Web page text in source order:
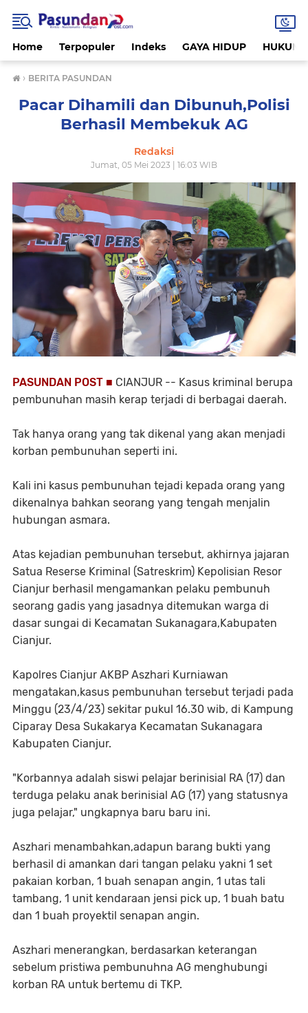
Home Terpopuler Indeks GAYA HIDUP HUKUM
› BERITA PASUNDAN
Pacar Dihamili dan Dibunuh,Polisi
Berhasil Membekuk AG
Redaksi
Jumat, 05 Mei 2023 | 16:03 WIB
PASUNDAN POST ■ CIANJUR -- Kasus kriminal berupa
pembunuhan masih kerap terjadi di berbagai daerah.
Tak hanya orang yang tak dikenal yang akan menjadi
korban pembunuhan seperti ini.
Kali ini kasus pembunuhan tejadi kepada orang yang
dikenalnya bahkan seorang yang tengah menjalin
hubungan asmara.
Atas kejadian pembunuhan tersebut, akhirnya jajaran
Satua Reserse Kriminal (Satreskrim) Kepolisian Resor
Cianjur berhasil mengamankan pelaku pembunuh
seorang gadis yang jasadnya ditemukan warga di
dasar sungai di Kecamatan Sukanagara,Kabupaten
Cianjur.
Kapolres Cianjur AKBP Aszhari Kurniawan
mengatakan,kasus pembunuhan tersebut terjadi pada
Minggu (23/4/23) sekitar pukul 16.30 wib, di Kampung
Ciparay Desa Sukakarya Kecamatan Sukanagara
Kabupaten Cianjur.
"Korbannya adalah siswi pelajar berinisial RA (17) dan
terduga pelaku anak berinisial AG (17) yang statusnya
juga pelajar," ungkapnya baru baru ini.
Aszhari menambahkan,adapun barang bukti yang
berhasil di amankan dari tangan pelaku yakni 1 set
pakaian korban, 1 buah senapan angin, 1 utas tali
tambang, 1 unit kendaraan jensi pick up, 1 buah batu
dan 1 buah proyektil senapan angin.
Aszhari menerangkan, berdasarkan keterangan
sebelum pristiwa pembunuhna AG menghubungi
korban RA untuk bertemu di TKP.